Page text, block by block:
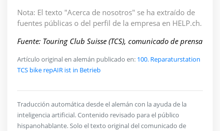
Nota: El texto "Acerca de nosotros" se ha extraído de
fuentes públicas o del perfil de la empresa en HELP.ch.
Fuente: Touring Club Suisse (TCS), comunicado de prensa
Artículo original en alemán publicado en: 100. Reparaturstation
TCS bike repAIR ist in Betrieb
Traducción automática desde el alemán con la ayuda de la
inteligencia artificial. Contenido revisado para el público
hispanohablante. Solo el texto original del comunicado de